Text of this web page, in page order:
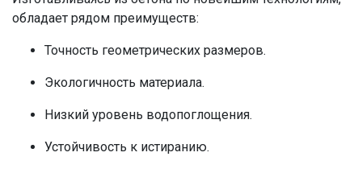
обладает рядом преимуществ:
Точность геометрических размеров.
Экологичность материала.
Низкий уровень водопоглощения.
Устойчивость к истиранию.